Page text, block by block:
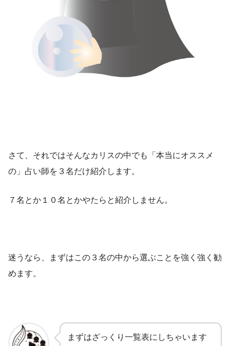
さて、それではそんなカリスの中でも「本当にオススメ
の」占い師を３名だけ紹介します。
７名とか１０名とかやたらと紹介しません。
迷うなら、まずはこの３名の中から選ぶことを強く強く勧
めます。
まずはざっくり一覧表にしちゃいます